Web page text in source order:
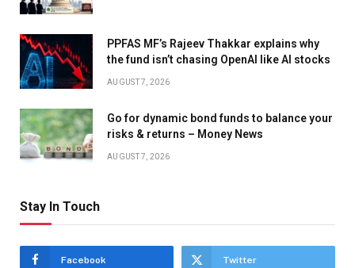
PPFAS MF’s Rajeev Thakkar explains why
the fund isn’t chasing OpenAI like AI stocks
AUGUST 7, 2026
Go for dynamic bond funds to balance your
risks & returns – Money News
AUGUST 7, 2026
Stay In Touch
Facebook Twitter